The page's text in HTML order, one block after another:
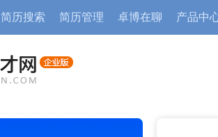
简历搜索 简历管理 卓博在聊 产品中